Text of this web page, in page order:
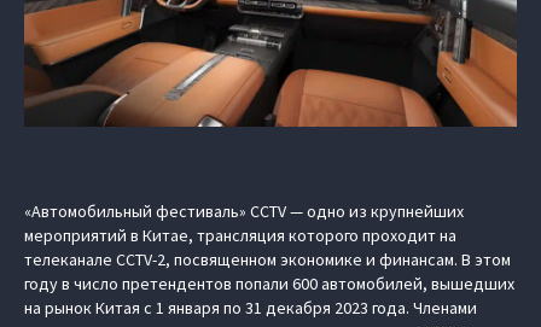
«Автомобильный фестиваль» CCTV — одно из крупнейших
мероприятий в Китае, трансляция которого проходит на
телеканале CCTV-2, посвященном экономике и финансам. В этом
году в число претендентов попали 600 автомобилей, вышедших
на рынок Китая с 1 января по 31 декабря 2023 года. Членами